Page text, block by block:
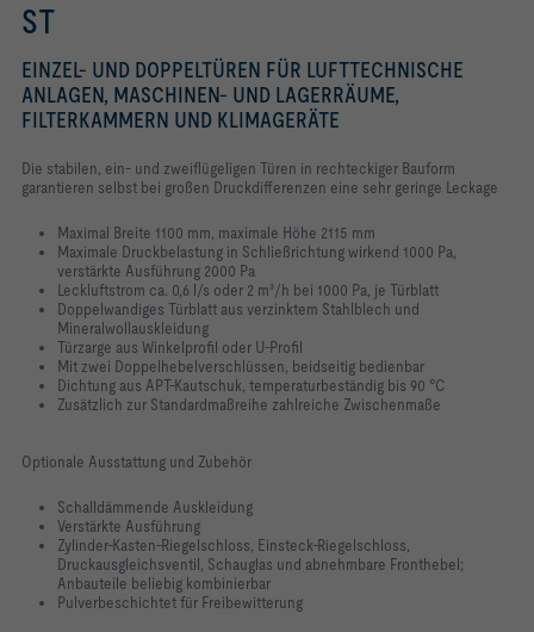
ST
EINZEL- UND DOPPELTÜREN FÜR LUFTTECHNISCHE
ANLAGEN, MASCHINEN- UND LAGERRÄUME,
FILTERKAMMERN UND KLIMAGERÄTE
Die stabilen, ein- und zweiflügeligen Türen in rechteckiger Bauform
garantieren selbst bei großen Druckdifferenzen eine sehr geringe Leckage
Maximal Breite 1100 mm, maximale Höhe 2115 mm
Maximale Druckbelastung in Schließrichtung wirkend 1000 Pa,
verstärkte Ausführung 2000 Pa
Leckluftstrom ca. 0,6 l/s oder 2 m³/h bei 1000 Pa, je Türblatt
Doppelwandiges Türblatt aus verzinktem Stahlblech und
Mineralwollauskleidung
Türzarge aus Winkelprofil oder U-Profil
Mit zwei Doppelhebelverschlüssen, beidseitig bedienbar
Dichtung aus APT-Kautschuk, temperaturbeständig bis 90 °C
Zusätzlich zur Standardmaßreihe zahlreiche Zwischenmaße
Optionale Ausstattung und Zubehör
Schalldämmende Auskleidung
Verstärkte Ausführung
Zylinder-Kasten-Riegelschloss, Einsteck-Riegelschloss,
Druckausgleichsventil, Schauglas und abnehmbare Fronthebel;
Anbauteile beliebig kombinierbar
Pulverbeschichtet für Freibewitterung